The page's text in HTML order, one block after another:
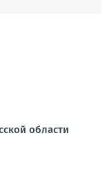
области